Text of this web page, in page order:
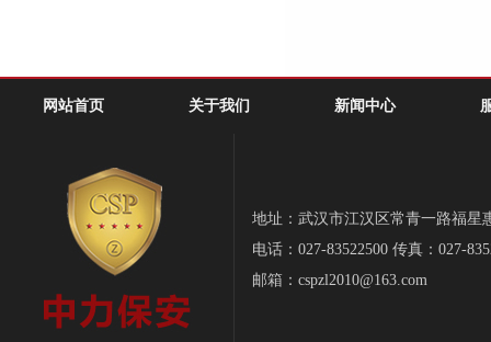
网站首页 关于我们 新闻中心
地址：武汉市江汉区常青一路福星
电话：027-83522500 传真：027-
邮箱：cspzl2010@163.com